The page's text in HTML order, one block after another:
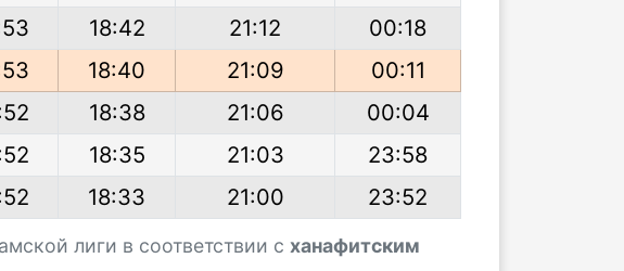
18:42 21:12
00:18
18:40 21:09
00:11
18:38 21:06
00:04
18:35 21:03
23:58
18:33 21:00 23:52
лиги в соответствии с ханафитским